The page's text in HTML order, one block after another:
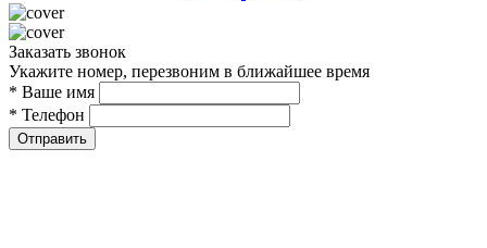
Заказать звонок
Укажите номер, перезвоним в ближайшее время
* Ваше имя
* Телефон
Отправить